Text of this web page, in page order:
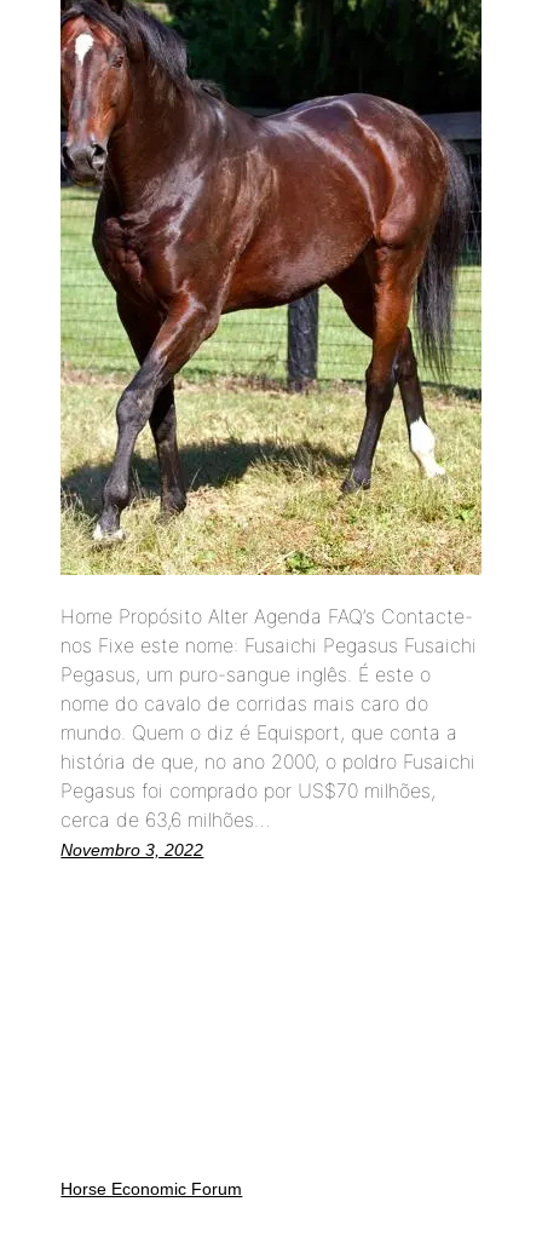
Home Propósito Alter Agenda FAQ’s Contacte-
nos Fixe este nome: Fusaichi Pegasus Fusaichi
Pegasus, um puro-sangue inglês. É este o
nome do cavalo de corridas mais caro do
mundo. Quem o diz é Equisport, que conta a
história de que, no ano 2000, o poldro Fusaichi
Pegasus foi comprado por US$70 milhões,
cerca de 63,6 milhões…
Novembro 3, 2022
Horse Economic Forum